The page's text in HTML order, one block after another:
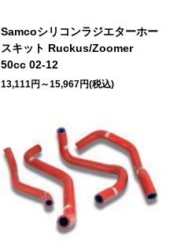
Samcoシリコンラジエターホー
スキット Ruckus/Zoomer
50cc 02-12
13,111円～15,967円(税込)